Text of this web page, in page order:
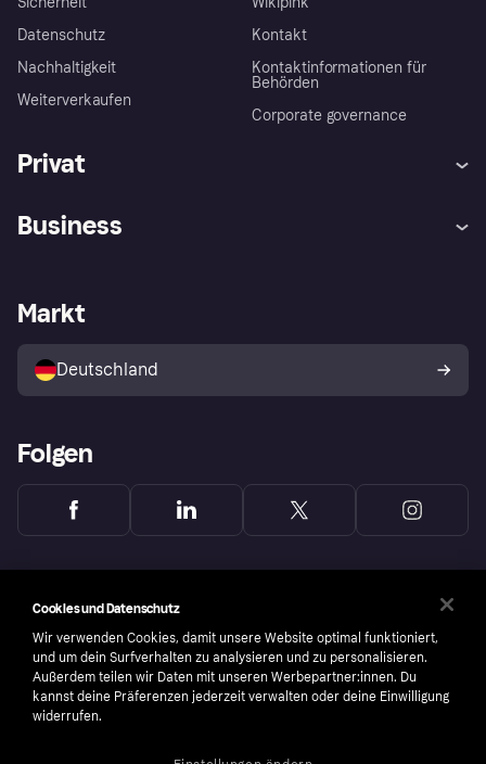
Datenschutz
Nachhaltigkeit
Weiterverkaufen
Kontakt
Kontaktinformationen für
Behörden
Corporate governance
Privat
Klarna App
Shops entdecken
Käuferschutzrichtlinie
Dein Widerrufsrecht
Business
Händlerportal
Markt
Deutschland
Folgen
Cookies und Datenschutz
Wir verwenden Cookies, damit unsere Website optimal funktioniert,
und um dein Surfverhalten zu analysieren und zu personalisieren.
Außerdem teilen wir Daten mit unseren Werbepartner:innen. Du
kannst deine Präferenzen jederzeit verwalten oder deine Einwilligung
widerrufen.